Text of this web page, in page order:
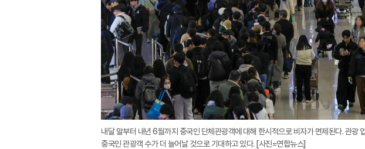
내달 말부터 내년 6월까지 중국인 단체관광객에 대해 한시적으로 비자가 면제된다. 관광
중국인 관광객 수가 더 늘어날 것으로 기대하고 있다. [사진=연합뉴스]